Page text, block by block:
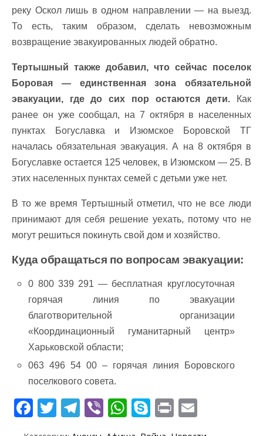
реку Оскол лишь в одном направлении — на выезд.
То есть, таким образом, сделать невозможным
возвращение эвакуированных людей обратно.
Тертышный также добавил, что сейчас поселок
Боровая — единственная зона обязательной
эвакуации, где до сих пор остаются дети. Как
ранее он уже сообщал, на 7 октября в населенных
пунктах Богуславка и Изюмское Боровской ТГ
началась обязательная эвакуация. А на 8 октября в
Богуславке остается 125 человек, в Изюмском — 25. В
этих населенных пунктах семей с детьми уже нет.
В то же время Тертышный отметил, что не все люди
принимают для себя решение уехать, потому что не
могут решиться покинуть свой дом и хозяйство.
Куда обращаться по вопросам эвакуации:
0 800 339 291 — бесплатная круглосуточная
горячая линия по эвакуации
благотворительной организации
«Координационный гуманитарный центр»
Харьковской области;
063 496 54 00 – горячая линия Боровского
поселкового совета.
F T T Vi
b
W S
k
Pr